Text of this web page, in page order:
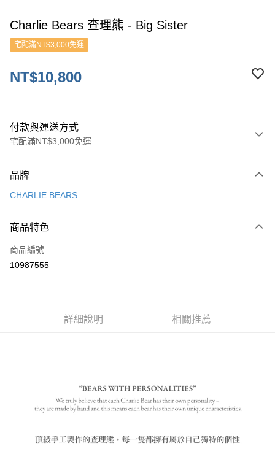
Charlie Bears 查理熊 - Big Sister
宅配滿NT$3,000免運
NT$10,800
付款與運送方式
宅配滿NT$3,000免運
信用卡一次付款
運送方式
付款後全家取貨
品牌
CHARLIE BEARS
商品特色
商品編號
10987555
詳細說明 相關推薦